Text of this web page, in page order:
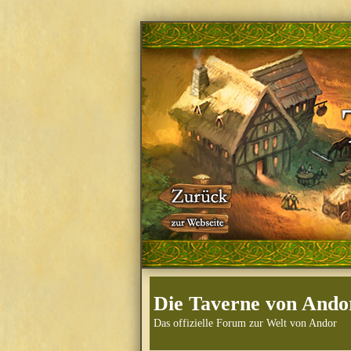
Die Taverne von
Das offizielle Forum zur Welt von Andor